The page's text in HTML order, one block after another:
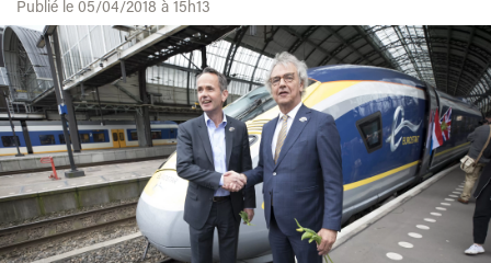
Publié le 05/04/2018 à 15h13